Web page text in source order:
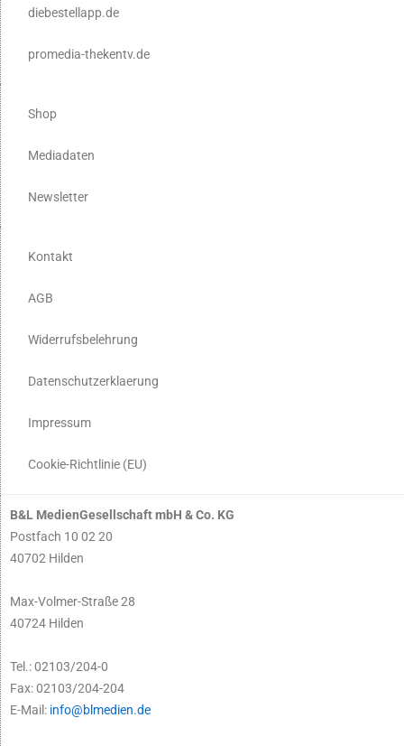
diebestellapp.de
promedia-thekentv.de
Shop
Mediadaten
Newsletter
Kontakt
AGB
Widerrufsbelehrung
Datenschutzerklaerung
Impressum
Cookie-Richtlinie (EU)
B&L MedienGesellschaft mbH & Co. KG
Postfach 10 02 20
40702 Hilden
Max-Volmer-Straße 28
40724 Hilden
Tel.: 02103/204-0
Fax: 02103/204-204
E-Mail: info@blmedien.de